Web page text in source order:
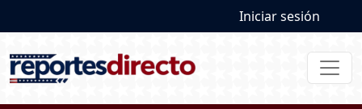
User
Iniciar sesión